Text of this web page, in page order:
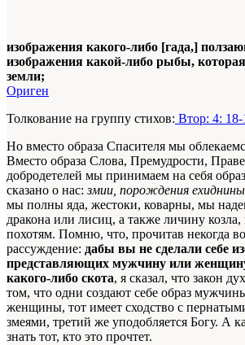
изображения какого-либо [гада,]
изображения какой-либо рыбы,
земли;
Ориген
Толкование на группу стихов: Втор: 4: 18-
Но вместо образа Спасителя мы
Вместо образа Слова, Премудрости,
добродетелей мы принимаем на себя
сказано о нас:змии, порождения ехиднины
мы полны яда, жестоки, коварны, мы
дракона или лисиц, а также личину козла,
похотям. Помню, что, прочитав некогда
рассуждение: дабы вы не сделали себе
представляющих мужчину или
какого-либо скота, я сказал, что закон
том, что одни создают себе образ
женщины, тот имеет сходство с
змеями, третий же уподобляется Богу. А
знать тот, кто это прочтет.